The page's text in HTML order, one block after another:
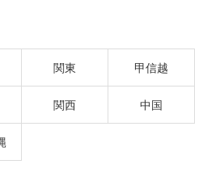
関東 甲信越
関西 中国